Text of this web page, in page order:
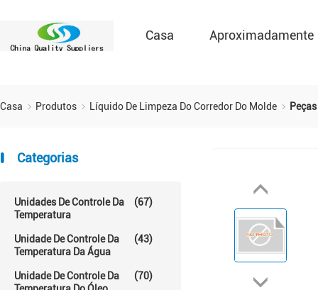
Casa Aproximadamente
Casa Produtos Líquido De Limpeza Do Corredor Do Molde
Categorias
Unidades De Controle Da
Temperatura
(67)
Unidade De Controle Da
Temperatura Da Água
(43)
Unidade De Controle Da
(70)